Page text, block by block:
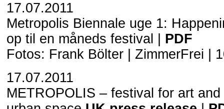
17.07.2011
Metropolis Biennale uge 1:
op til en måneds festival | PDF
Fotos: Frank Bölter| ZimmerFrei
17.07.2011
METROPOLIS – festival for art